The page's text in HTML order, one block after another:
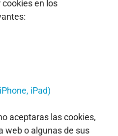
en los
iPad)
aceptaras las cookies,
web o algunas de sus